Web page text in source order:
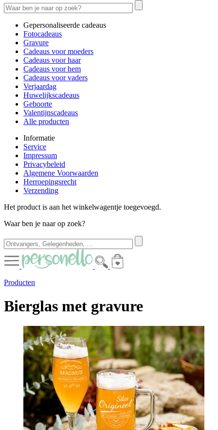
Gepersonaliseerde cadeaus
Fotocadeaus
Gravure
Cadeaus voor moeders
Cadeaus voor haar
Cadeaus voor hem
Cadeaus voor vaders
Verjaardag
Huwelijkscadeaus
Geboorte
Valentijnscadeaus
Alle producten
Informatie
Service
Impressum
Privacybeleid
Algemene Voorwaarden
Herroepingsrecht
Verzending
Het product is aan het winkelwagentje toegevoegd.
Waar ben je naar op zoek?
Producten
Bierglas met gravure